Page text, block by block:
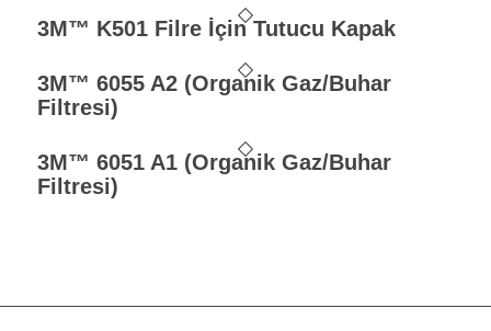
3M™ K501 Filre İçin Tutucu Kapak
3M™ 6055 A2 (Organik Gaz/Buhar
Filtresi)
3M™ 6051 A1 (Organik Gaz/Buhar
Filtresi)